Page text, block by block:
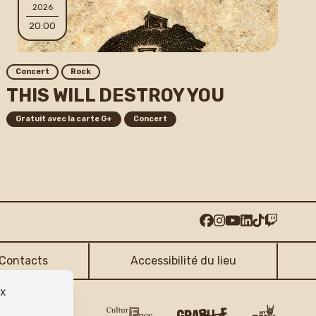
2026
20:00
Concert Rock
THIS WILL DESTROY YOU
Gratuit avec la carte G+ Concert
Accessibilité du lieu